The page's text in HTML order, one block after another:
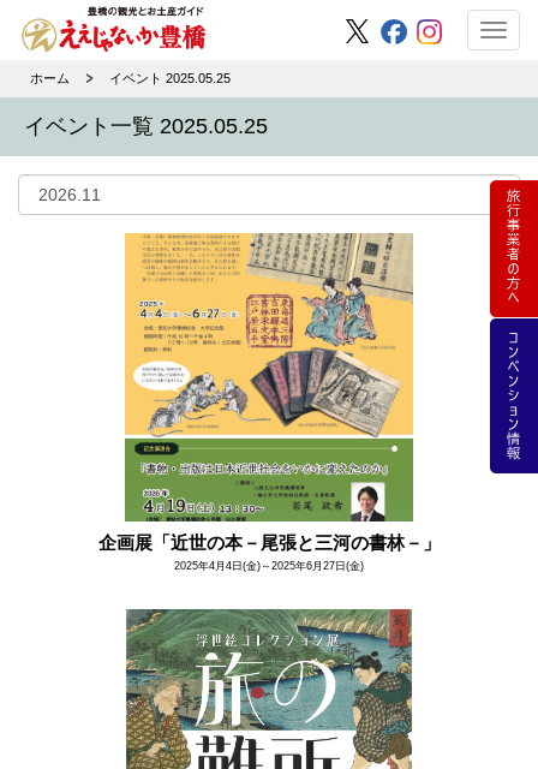
ホーム イベント 2025.05.25
イベント一覧 2025.05.25
企画展「近世の本－尾張と三河の書林－」
2025年4月4日(金)～2025年6月27日(金)